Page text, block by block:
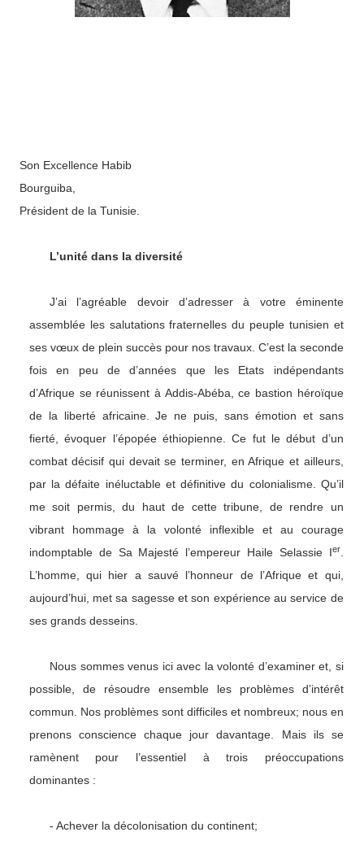
Son Excellence Habib
Bourguiba,
Président de la Tunisie.
L’unité dans la diversité
J’ai l’agréable devoir d’adresser à votre éminente
assemblée les salutations fraternelles du peuple tunisien et
ses vœux de plein succès pour nos travaux. C’est la seconde
fois en peu de d’années que les Etats indépendants
d’Afrique se réunissent à Addis-Abéba, ce bastion héroïque
de la liberté africaine. Je ne puis, sans émotion et sans
fierté, évoquer l’épopée éthiopienne. Ce fut le début d’un
combat décisif qui devait se terminer, en Afrique et ailleurs,
par la défaite inéluctable et définitive du colonialisme. Qu’il
me soit permis, du haut de cette tribune, de rendre un
vibrant hommage à la volonté inflexible et au courage
indomptable de Sa Majesté l’empereur Haile Selassie Ier.
L’homme, qui hier a sauvé l’honneur de l’Afrique et qui,
aujourd’hui, met sa sagesse et son expérience au service de
ses grands desseins.
Nous sommes venus ici avec la volonté d’examiner et, si
possible, de résoudre ensemble les problèmes d’intérêt
commun. Nos problèmes sont difficiles et nombreux; nous en
prenons conscience chaque jour davantage. Mais ils se
ramènent pour l’essentiel à trois préoccupations
dominantes :
- Achever la décolonisation du continent;